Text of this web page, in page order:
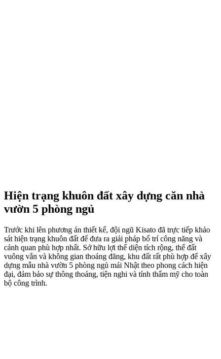
Hiện trạng khuôn đất xây dựng căn nhà
vườn 5 phòng ngủ
Trước khi lên phương án thiết kế, đội ngũ Kisato đã trực tiếp khảo
sát hiện trạng khuôn đất để đưa ra giải pháp bố trí công năng và
cảnh quan phù hợp nhất. Sở hữu lợi thế diện tích rộng, thế đất
vuông vắn và không gian thoáng đãng, khu đất rất phù hợp để xây
dựng mẫu nhà vườn 5 phòng ngủ mái Nhật theo phong cách hiện
đại, đảm bảo sự thông thoáng, tiện nghi và tính thẩm mỹ cho toàn
bộ công trình.